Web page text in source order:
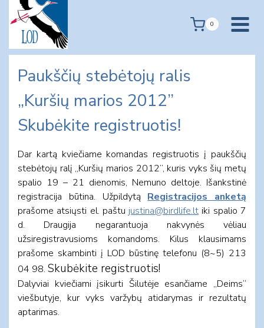
content
0
Paukščių stebėtojų ralis
„Kuršių marios 2012”
Skubėkite registruotis!
Dar kartą kviečiame komandas registruotis į paukščių
stebėtojų ralį „Kuršių marios 2012”, kuris vyks šių metų
spalio 19 – 21 dienomis, Nemuno deltoje. Išankstinė
registracija būtina. Užpildytą Registracijos anketą
prašome atsiųsti el. paštu justina@birdlife.lt iki spalio 7
d. Draugija negarantuoja nakvynės vėliau
užsiregistravusioms komandoms. Kilus klausimams
prašome skambinti į LOD būstinę telefonu (8~5) 213
04 98. Skubėkite registruotis!
Dalyviai kviečiami įsikurti Šilutėje esančiame „Deims“
viešbutyje, kur vyks varžybų atidarymas ir rezultatų
aptarimas.